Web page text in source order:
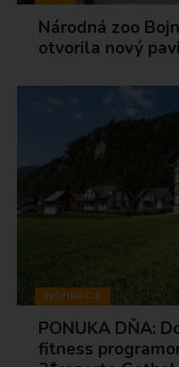
Národná zoo
otvorila nový
INŠPIRÁCIE
PONUKA DŇA:
fitness